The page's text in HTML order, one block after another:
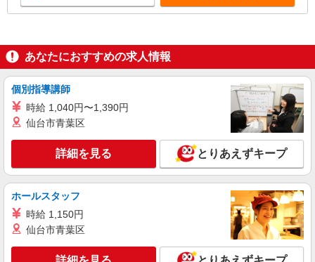
あなたにおすすめの求人情報
個別指導講師
時給 1,040円〜1,390円
仙台市青葉区
詳細を見る とりあえずキープ
ホールスタッフ
時給 1,150円
仙台市青葉区